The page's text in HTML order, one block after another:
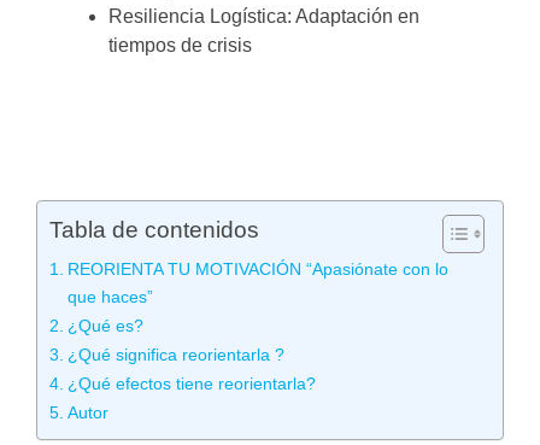
Resiliencia Logística: Adaptación en
tiempos de crisis
Tabla de contenidos
REORIENTA TU MOTIVACIÓN “Apasiónate con lo
que haces”
¿Qué es?
¿Qué significa reorientarla ?
¿Qué efectos tiene reorientarla?
Autor